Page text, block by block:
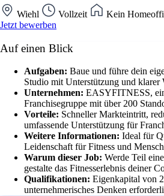
Wiehl Vollzeit
Kein
Jetzt bewerben
Auf einen Blick
Aufgaben: Baue und führe dein
Studio mit Unterstützung und klarer
Unternehmen: EASYFITNESS,
Franchisegruppe mit über 200
Vorteile: Schneller Markteintritt,
umfassende Unterstützung für
Weitere Informationen: Ideal für
Leidenschaft für Fitness und
Warum dieser Job: Werde Teil
gestalte das Fitnesserlebnis deiner
Qualifikationen: Eigenkapital von
unternehmerisches Denken